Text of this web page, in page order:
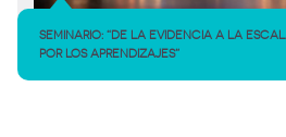
SEMINARIO: “DE LA EVIDENCIA A LA
POR LOS APRENDIZAJES”